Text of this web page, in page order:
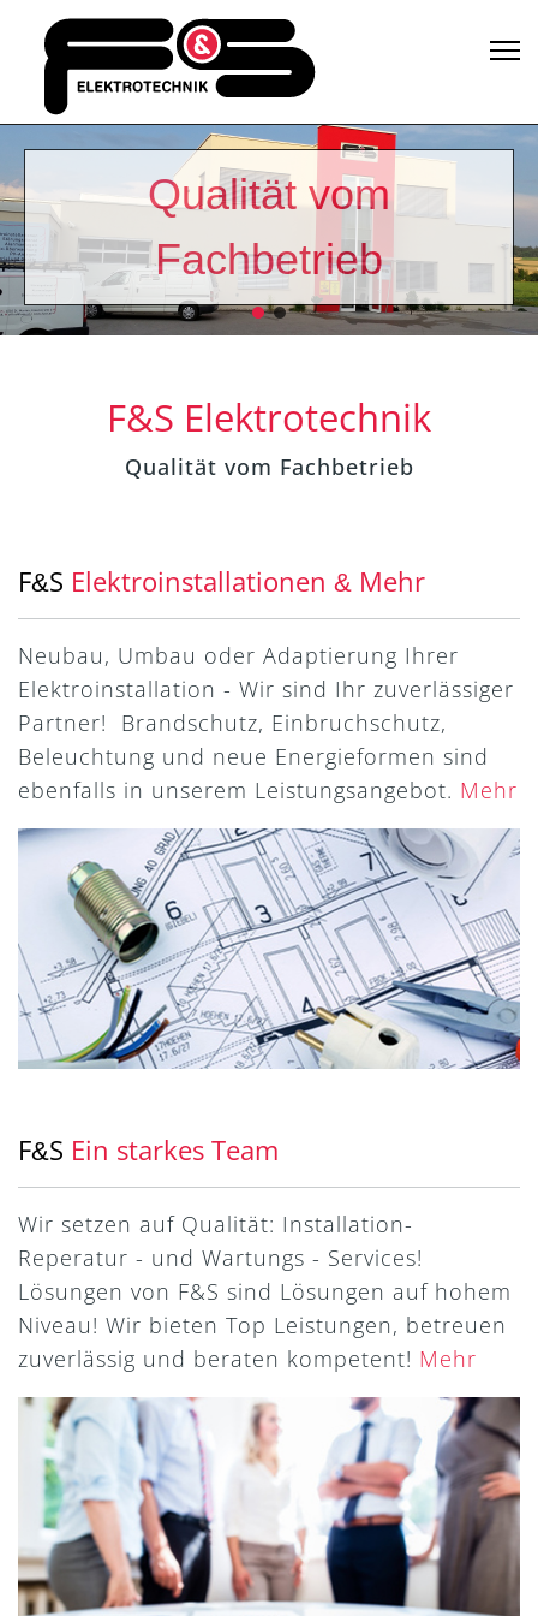
Qualität vom
Fachbetrieb
F&S Elektrotechnik
Qualität vom Fachbetrieb
F&S Elektroinstallationen & Mehr
Neubau, Umbau oder Adaptierung Ihrer
Elektroinstallation - Wir sind Ihr zuverlässiger
Partner! Brandschutz, Einbruchschutz,
Beleuchtung und neue Energieformen sind
ebenfalls in unserem Leistungsangebot. Mehr
F&S Ein starkes Team
Wir setzen auf Qualität: Installation-
Reperatur - und Wartungs - Services!
Lösungen von F&S sind Lösungen auf hohem
Niveau! Wir bieten Top Leistungen, betreuen
zuverlässig und beraten kompetent! Mehr